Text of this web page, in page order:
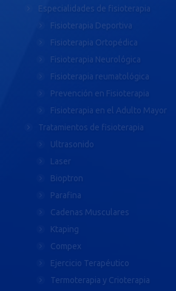
Especialidades de fisioterapia
Fisioterapia Deportiva
Fisioterapia Ortopédica
Fisioterapia Neurológica
Fisioterapia reumatológica
Prevención en Fisioterapia
Fisioterapia en el Adulto Mayor
Tratamientos de fisioterapia
Ultrasonido
Laser
Bioptron
Parafina
Cadenas Musculares
Ktaping
Compex
Ejercicio Terapéutico
Termoterapia y Crioterapia